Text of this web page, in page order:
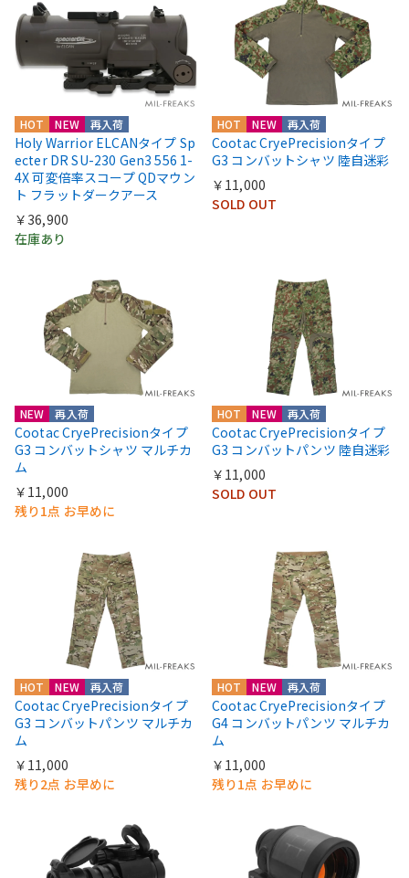
HOT NEW 再入荷
Holy Warrior ELCANタイプ Sp
ecter DR SU-230 Gen3 556 1-
4X 可変倍率スコープ QDマウン
ト フラットダークアース
￥36,900
在庫あり
HOT NEW 再入荷
Cootac CryePrecisionタイプ
G3 コンバットシャツ 陸自迷彩
￥11,000
SOLD OUT
NEW 再入荷
Cootac CryePrecisionタイプ
G3 コンバットシャツ マルチカ
ム
￥11,000
残り1点 お早めに
HOT NEW 再入荷
Cootac CryePrecisionタイプ
G3 コンバットパンツ 陸自迷彩
￥11,000
SOLD OUT
HOT NEW 再入荷
Cootac CryePrecisionタイプ
G3 コンバットパンツ マルチカ
ム
￥11,000
残り2点 お早めに
HOT NEW 再入荷
Cootac CryePrecisionタイプ
G4 コンバットパンツ マルチカ
ム
￥11,000
残り1点 お早めに